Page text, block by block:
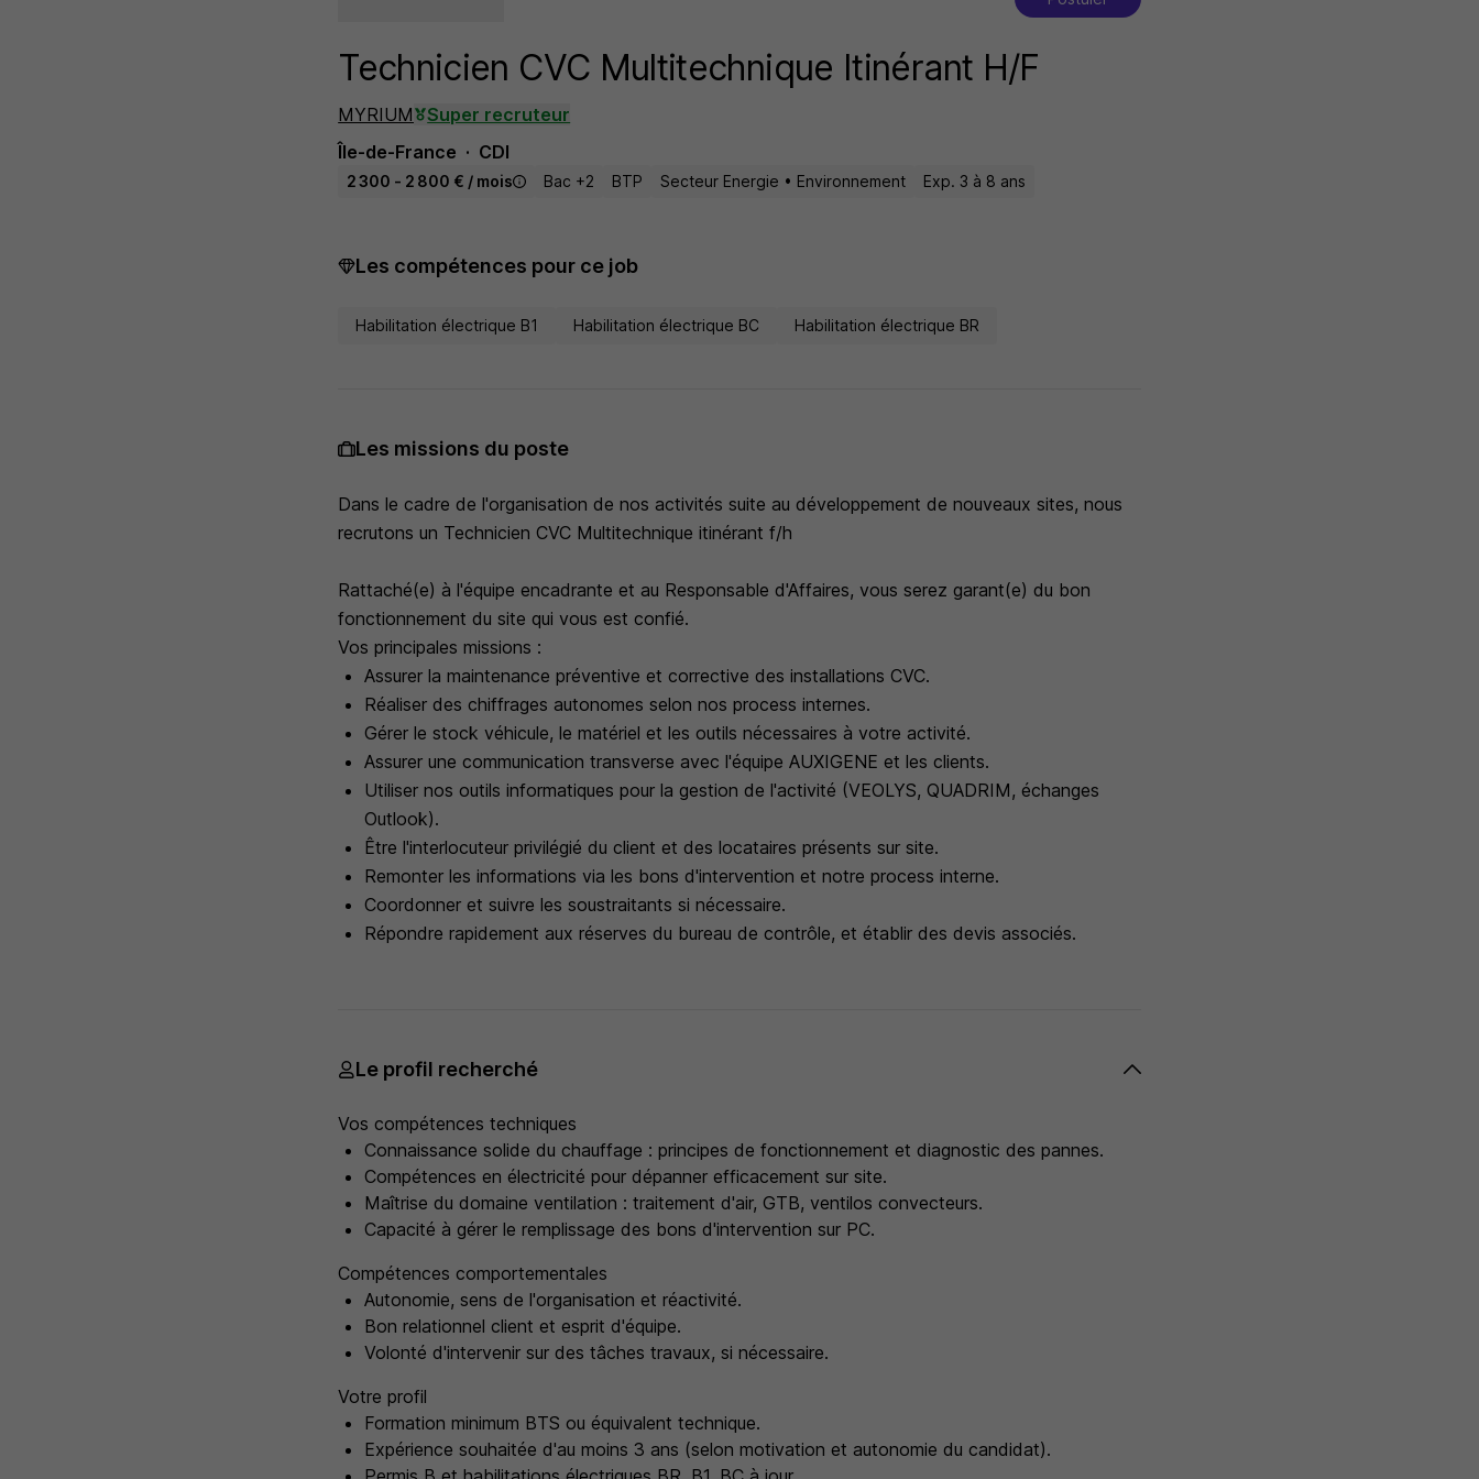
Technicien CVC Multitechnique Itinérant H/F
MYRIUM
Super recruteur
Île-de-France
CDI
2 300 - 2 800 € / mois Bac +2 BTP Secteur Energie • Environnement Exp. 3 à 8 ans
Les compétences pour ce job
Habilitation électrique B1 Habilitation électrique BC Habilitation électrique BR
Les missions du poste
Dans le cadre de l'organisation de nos activités suite au développement de nouveaux sites, nous
recrutons un Technicien CVC Multitechnique itinérant f/h
Rattaché(e) à l'équipe encadrante et au Responsable d'Affaires, vous serez garant(e) du bon
fonctionnement du site qui vous est confié.
Vos principales missions :
Assurer la maintenance préventive et corrective des installations CVC.
Réaliser des chiffrages autonomes selon nos process internes.
Gérer le stock véhicule, le matériel et les outils nécessaires à votre activité.
Assurer une communication transverse avec l'équipe AUXIGENE et les clients.
Utiliser nos outils informatiques pour la gestion de l'activité (VEOLYS, QUADRIM, échanges
Outlook).
Être l'interlocuteur privilégié du client et des locataires présents sur site.
Remonter les informations via les bons d'intervention et notre process interne.
Coordonner et suivre les soustraitants si nécessaire.
Répondre rapidement aux réserves du bureau de contrôle, et établir des devis associés.
Le profil recherché
Vos compétences techniques
Connaissance solide du chauffage : principes de fonctionnement et diagnostic des pannes.
Compétences en électricité pour dépanner efficacement sur site.
Maîtrise du domaine ventilation : traitement d'air, GTB, ventilos convecteurs.
Capacité à gérer le remplissage des bons d'intervention sur PC.
Compétences comportementales
Autonomie, sens de l'organisation et réactivité.
Bon relationnel client et esprit d'équipe.
Volonté d'intervenir sur des tâches travaux, si nécessaire.
Votre profil
Formation minimum BTS ou équivalent technique.
Expérience souhaitée d'au moins 3 ans (selon motivation et autonomie du candidat).